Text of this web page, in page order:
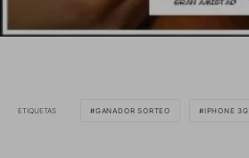
ETIQUETAS GANADOR SORTEO IPHONE 3G